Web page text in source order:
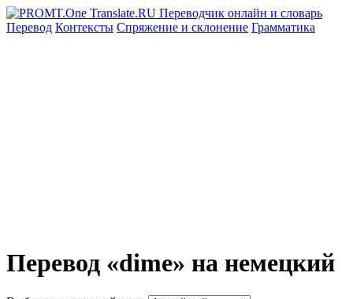
Перевод Контексты Спряжение и склонение Грамматика
Перевод «dime» на немецкий